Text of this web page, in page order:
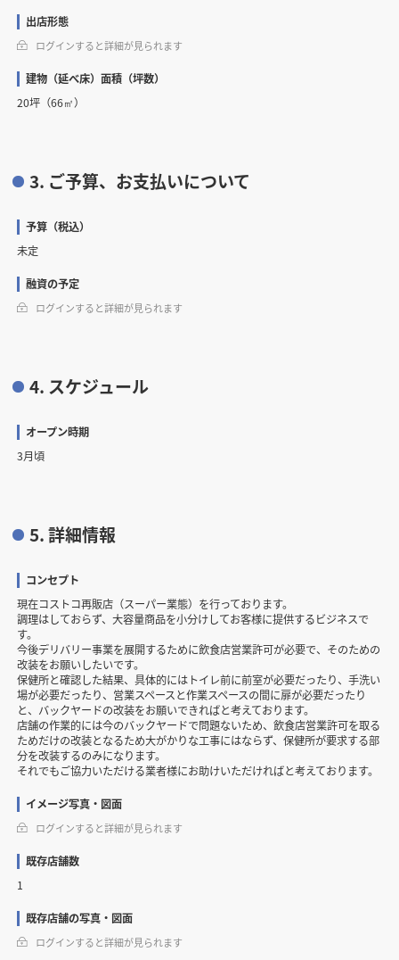
出店形態
ログインすると詳細が見られます
建物（延べ床）面積（坪数）
20坪（66㎡）
3. ご予算、お支払いについて
予算（税込）
未定
融資の予定
ログインすると詳細が見られます
4. スケジュール
オープン時期
3月頃
5. 詳細情報
コンセプト
現在コストコ再販店（スーパー業態）を行っております。
調理はしておらず、大容量商品を小分けしてお客様に提供するビジネスで
す。
今後デリバリー事業を展開するために飲食店営業許可が必要で、そのための
改装をお願いしたいです。
保健所と確認した結果、具体的にはトイレ前に前室が必要だったり、手洗い
場が必要だったり、営業スペースと作業スペースの間に扉が必要だったり
と、バックヤードの改装をお願いできればと考えております。
店舗の作業的には今のバックヤードで問題ないため、飲食店営業許可を取る
ためだけの改装となるため大がかりな工事にはならず、保健所が要求する部
分を改装するのみになります。
それでもご協力いただける業者様にお助けいただければと考えております。
イメージ写真・図面
ログインすると詳細が見られます
既存店舗数
1
既存店舗の写真・図面
ログインすると詳細が見られます